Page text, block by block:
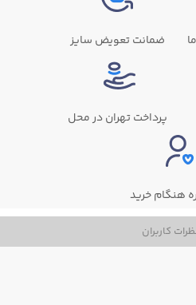
ضمانت تعویض سایز
پرداخت تهران در محل
هنگام خرید
کاربران